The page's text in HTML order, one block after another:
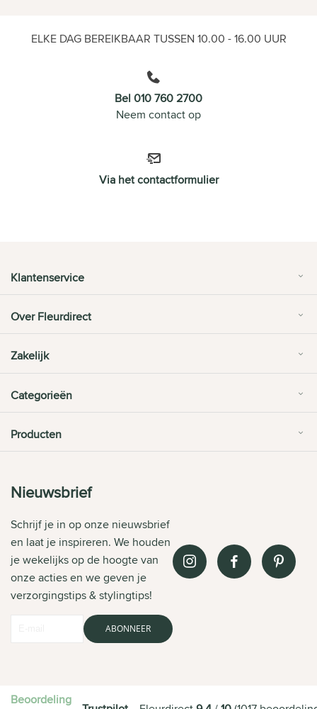
ELKE DAG BEREIKBAAR TUSSEN 10.00 - 16.00 UUR
Bel 010 760 2700
Neem contact op
Via het contactformulier
Klantenservice
Over Fleurdirect
Zakelijk
Categorieën
Producten
Nieuwsbrief
Schrijf je in op onze nieuwsbrief
en laat je inspireren. We houden
je wekelijks op de hoogte van
onze acties en we geven je
verzorgingstips & stylingtips!
ABONNEER
Beoordeling